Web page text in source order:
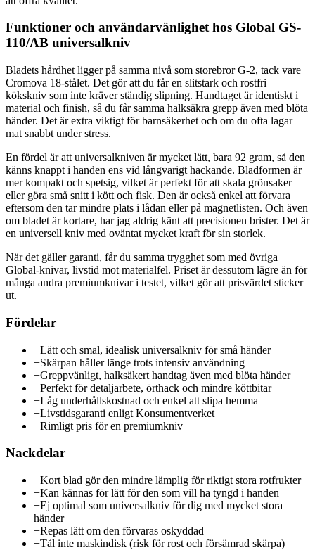
Funktioner och användarvänlighet hos Global GS-
110/AB universalkniv
Bladets hårdhet ligger på samma nivå som storebror G-2, tack vare
Cromova 18-stålet. Det gör att du får en slitstark och rostfri
kökskniv som inte kräver ständig slipning. Handtaget är identiskt i
material och finish, så du får samma halksäkra grepp även med blöta
händer. Det är extra viktigt för barnsäkerhet och om du ofta lagar
mat snabbt under stress.
En fördel är att universalkniven är mycket lätt, bara 92 gram, så den
känns knappt i handen ens vid långvarigt hackande. Bladformen är
mer kompakt och spetsig, vilket är perfekt för att skala grönsaker
eller göra små snitt i kött och fisk. Den är också enkel att förvara
eftersom den tar mindre plats i lådan eller på magnetlisten. Och även
om bladet är kortare, har jag aldrig känt att precisionen brister. Det är
en universell kniv med oväntat mycket kraft för sin storlek.
När det gäller garanti, får du samma trygghet som med övriga
Global-knivar, livstid mot materialfel. Priset är dessutom lägre än för
många andra premiumknivar i testet, vilket gör att prisvärdet sticker
ut.
Fördelar
+Lätt och smal, idealisk universalkniv för små händer
+Skärpan håller länge trots intensiv användning
+Greppvänligt, halksäkert handtag även med blöta händer
+Perfekt för detaljarbete, örthack och mindre köttbitar
+Låg underhållskostnad och enkel att slipa hemma
+Livstidsgaranti enligt Konsumentverket
+Rimligt pris för en premiumkniv
Nackdelar
−Kort blad gör den mindre lämplig för riktigt stora rotfrukter
−Kan kännas för lätt för den som vill ha tyngd i handen
−Ej optimal som universalkniv för dig med mycket stora
händer
−Repas lätt om den förvaras oskyddad
−Tål inte maskindisk (risk för rost och försämrad skärpa)